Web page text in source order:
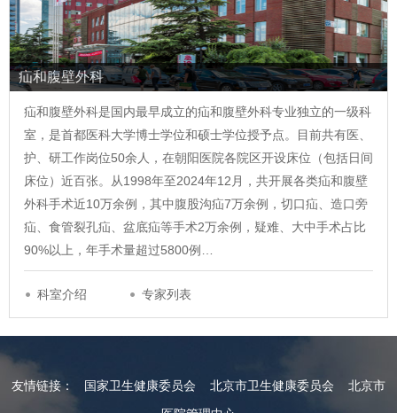
疝和腹壁外科
疝和腹壁外科是国内最早成立的疝和腹壁外科专业独立的一级科
室，是首都医科大学博士学位和硕士学位授予点。目前共有医、
护、研工作岗位50余人，在朝阳医院各院区开设床位（包括日间
床位）近百张。从1998年至2024年12月，共开展各类疝和腹壁
外科手术近10万余例，其中腹股沟疝7万余例，切口疝、造口旁
疝、食管裂孔疝、盆底疝等手术2万余例，疑难、大中手术占比
90%以上，年手术量超过5800例…
科室介绍 专家列表
友情链接： 国家卫生健康委员会 北京市卫生健康委员会
北京市